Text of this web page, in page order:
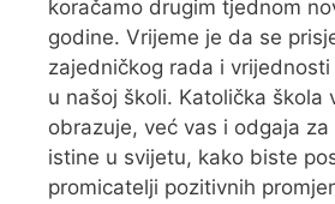
koračamo drugim tjednom
godine. Vrijeme je da se
zajedničkog rada i
u našoj školi. Katolička škola
obrazuje, već vas i odgaja
istine u svijetu, kako biste
promicatelji pozitivnih